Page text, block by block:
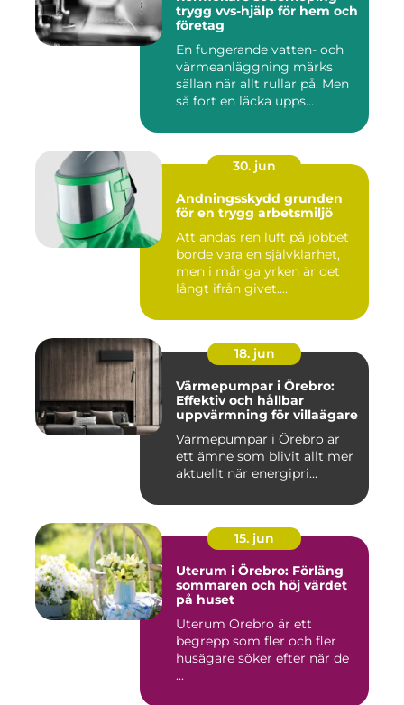
trygg vvs-hjälp för hem och
företag
En fungerande vatten- och
värmeanläggning märks
sällan när allt rullar på. Men
så fort en läcka upps...
30. jun
Andningsskydd grunden
för en trygg arbetsmiljö
Att andas ren luft på jobbet
borde vara en självklarhet,
men i många yrken är det
långt ifrån givet....
18. jun
Värmepumpar i Örebro:
Effektiv och hållbar
uppvärmning för villaägare
Värmepumpar i Örebro är
ett ämne som blivit allt mer
aktuellt när energipri...
15. jun
Uterum i Örebro: Förläng
sommaren och höj värdet
på huset
Uterum Örebro är ett
begrepp som fler och fler
husägare söker efter när de
...